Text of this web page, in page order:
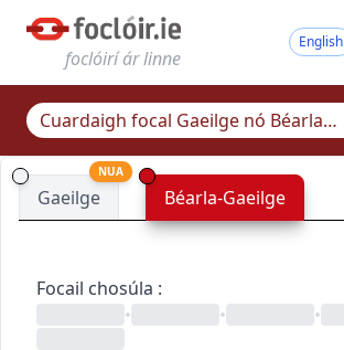
foclóirí ár linne
English
Gaeilge
NUA
Béarla-Gaeilge
Focail chosúla :
•
• •